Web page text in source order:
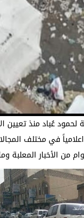
عُباد منذ تعيين
اعلامياً في مختلف
من الأخبار المعلبة